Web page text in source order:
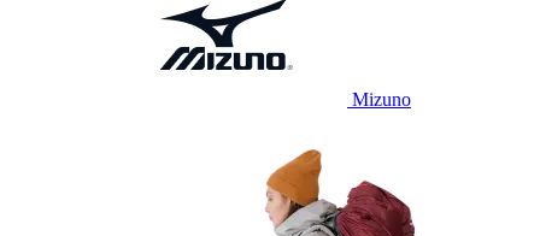
Mizuno